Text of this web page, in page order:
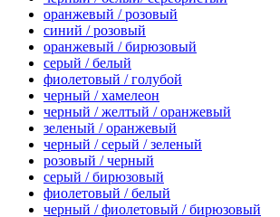
оранжевый / розовый
синий / розовый
оранжевый / бирюзовый
серый / белый
фиолетовый / голубой
черный / хамелеон
черный / желтый / оранжевый
зеленый / оранжевый
черный / серый / зеленый
розовый / черный
серый / бирюзовый
фиолетовый / белый
черный / фиолетовый / бирюзовый